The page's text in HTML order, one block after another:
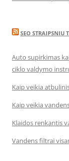
SEO STRAIPSNIU
Auto supirkimas
ciklo valdymo
Kaip veikia
Kaip veikia
Klaidos renkantis
Vandens filtrai